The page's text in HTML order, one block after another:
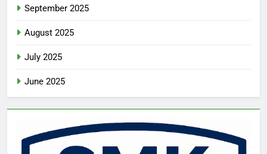
September 2025
August 2025
July 2025
June 2025